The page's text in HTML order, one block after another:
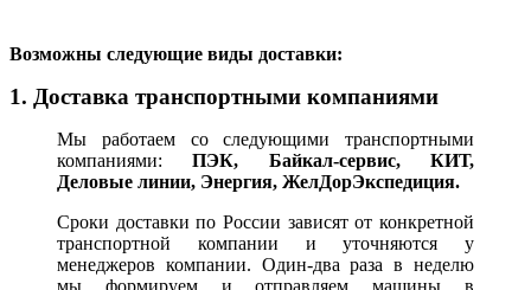
Возможны следующие виды доставки:
1. Доставка транспортными компаниями
Мы работаем со следующими транспортными
компаниями:ПЭК, Байкал-сервис, КИТ,
Деловые линии, Энергия, ЖелДорЭкспедиция.
Сроки доставки по России зависят от конкретной
транспортной компании и уточняются у
менеджеров компании. Один-два раза в неделю
мы формируем и отправляем машины в